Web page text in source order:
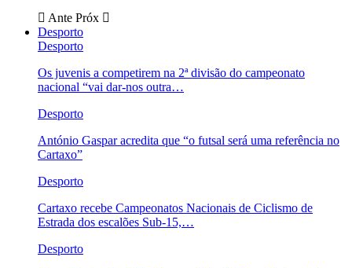
Ante Próx
Desporto
Desporto
Os juvenis a competirem na 2ª divisão do campeonato
nacional “vai dar-nos outra…
Desporto
António Gaspar acredita que “o futsal será uma referência no
Cartaxo”
Desporto
Cartaxo recebe Campeonatos Nacionais de Ciclismo de
Estrada dos escalões Sub-15,…
Desporto